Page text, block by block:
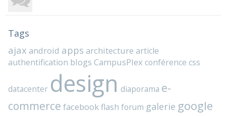
Tags
ajax android apps architecture article
authentification blogs CampusPlex conférence css
datacenter design diaporama e-
commerce facebookflash forum galerie google